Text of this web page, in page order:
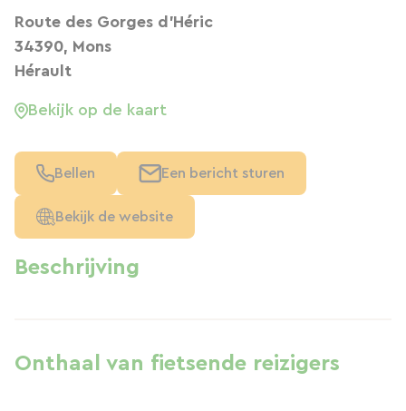
Beschrijving
Onthaal van fietsende reizigers
Route des Gorges d'Héric
34390, Mons
Hérault
Bekijk op de kaart
Bellen Een bericht sturen
Bekijk de website